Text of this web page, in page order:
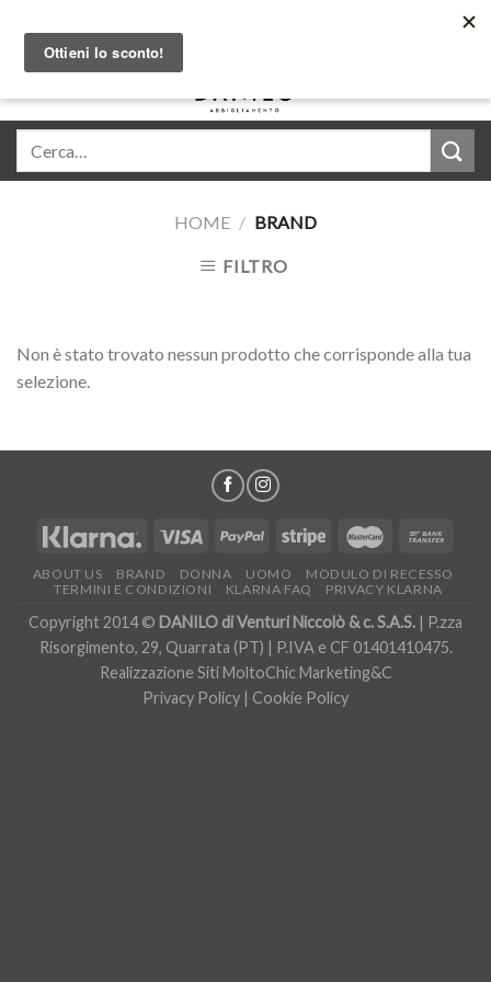
content
HOME / BRAND
FILTRO
Non è stato trovato nessun prodotto che corrisponde alla tua
selezione.
ABOUT US BRAND DONNA UOMO
MODULO DI RECESSO
TERMINI E CONDIZIONI
KLARNA FAQ PRIVACY KLARNA
Copyright 2014 © DANILO di Venturi Niccolò & c. S.A.S. | P.zza
Risorgimento, 29, Quarrata (PT) | P.IVA e CF 01401410475.
Realizzazione Siti MoltoChic Marketing&C
Privacy Policy | Cookie Policy